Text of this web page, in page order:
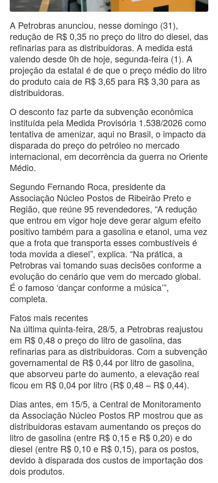
A Petrobras anunciou, nesse domingo (31),
redução de R$ 0,35 no preço do litro do diesel, das
refinarias para as distribuidoras. A medida está
valendo desde 0h de hoje, segunda-feira (1). A
projeção da estatal é de que o preço médio do litro
do produto caia de R$ 3,65 para R$ 3,30 para as
distribuidoras.
O desconto faz parte da subvenção econômica
instituída pela Medida Provisória 1.538/2026 como
tentativa de amenizar, aqui no Brasil, o impacto da
disparada do preço do petróleo no mercado
internacional, em decorrência da guerra no Oriente
Médio.
Segundo Fernando Roca, presidente da
Associação Núcleo Postos de Ribeirão Preto e
Região, que reúne 95 revendedores, “A redução
que entrou em vigor hoje deve gerar algum efeito
positivo também para a gasolina e etanol, uma vez
que a frota que transporta esses combustíveis é
toda movida a diesel”, explica. “Na prática, a
Petrobras vai tomando suas decisões conforme a
evolução do cenário que vem do mercado global.
É o famoso ‘dançar conforme a música’”,
completa.
Fatos mais recentes
Na última quinta-feira, 28/5, a Petrobras reajustou
em R$ 0,48 o preço do litro de gasolina, das
refinarias para as distribuidoras. Com a subvenção
governamental de R$ 0,44 por litro de gasolina,
que absorveu parte do aumento, a elevação real
ficou em R$ 0,04 por litro (R$ 0,48 – R$ 0,44).
Dias antes, em 15/5, a Central de Monitoramento
da Associação Núcleo Postos RP mostrou que as
distribuidoras estavam aumentando os preços do
litro de gasolina (entre R$ 0,15 e R$ 0,20) e do
diesel (entre R$ 0,10 e R$ 0,15), para os postos,
devido à disparada dos custos de importação dos
dois produtos.